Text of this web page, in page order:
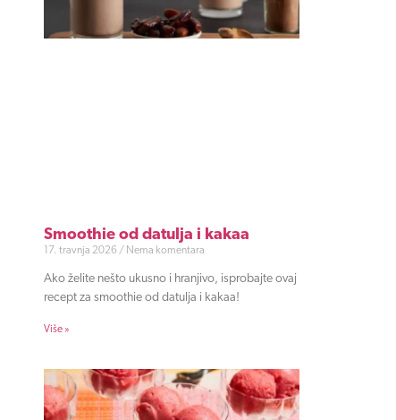
Smoothie od datulja i kakaa
17. travnja 2026 Nema komentara
Ako želite nešto ukusno i hranjivo, isprobajte ovaj
recept za smoothie od datulja i kakaa!
Više »